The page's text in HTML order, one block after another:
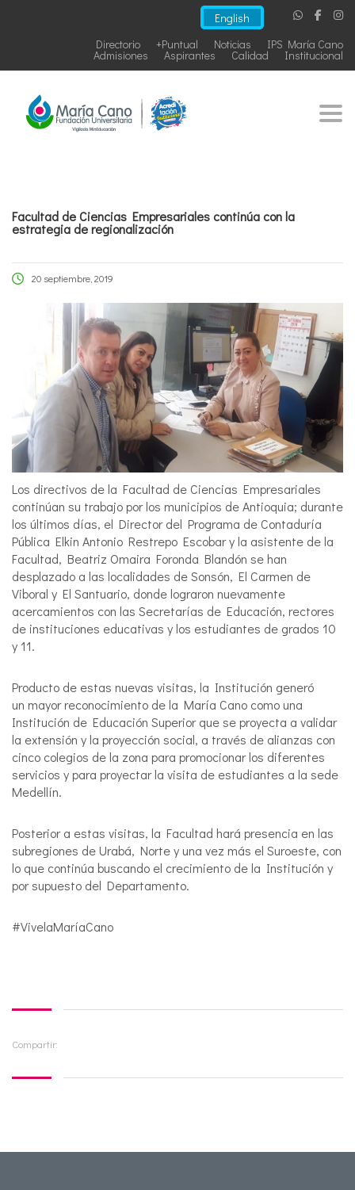
English
IPS María Cano
Noticias
+Puntual
Directorio
Institucional
Calidad
Aspirantes
Admisiones
Facultad de Ciencias Empresariales continúa con la
estrategia de regionalización
20 septiembre, 2019
Los directivos de la Facultad de Ciencias Empresariales
continúan su trabajo por los municipios de Antioquia; durante
los últimos días, el Director del Programa de Contaduría
Pública Elkin Antonio Restrepo Escobar y la asistente de la
Facultad, Beatriz Omaira Foronda Blandón se han
desplazado a las localidades de Sonsón, El Carmen de
Viboral y El Santuario, donde lograron nuevamente
acercamientos con las Secretarías de Educación, rectores
de instituciones educativas y los estudiantes de grados 10
y 11.
Producto de estas nuevas visitas, la Institución generó
un mayor reconocimiento de la María Cano como una
Institución de Educación Superior que se proyecta a validar
la extensión y la proyección social, a través de alianzas con
cinco colegios de la zona para promocionar los diferentes
servicios y para proyectar la visita de estudiantes a la sede
Medellín.
Posterior a estas visitas, la Facultad hará presencia en las
subregiones de Urabá, Norte y una vez más el Suroeste, con
lo que continúa buscando el crecimiento de la Institución y
por supuesto del Departamento.
#VivelaMaríaCano
Compartir: